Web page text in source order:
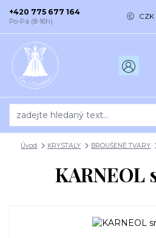
CZK
+420 775 677 164
Po-Pá (8-16h)
Úvod KRYSTALY BROUŠENÉ TVARY
KARNEOL